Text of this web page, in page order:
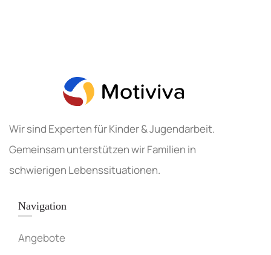
Wir sind Experten für Kinder & Jugendarbeit.
Gemeinsam unterstützen wir Familien in
schwierigen Lebenssituationen.
Navigation
Angebote